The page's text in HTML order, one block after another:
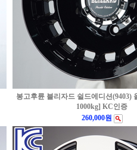
봉고후륜 블리자드 쉴드에디션(9403)
1000kg] KC인증
260,000원